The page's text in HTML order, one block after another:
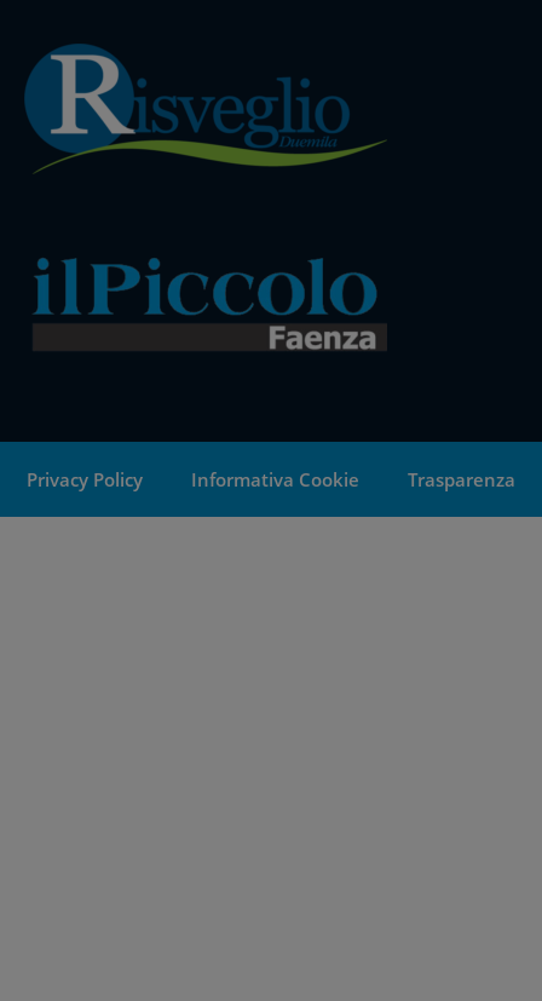
Privacy Policy Informativa Cookie Trasparenza